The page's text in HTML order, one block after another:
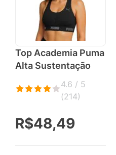
Top Academia Puma
Alta Sustentação
4.6 / 5
(214)
R$48,49